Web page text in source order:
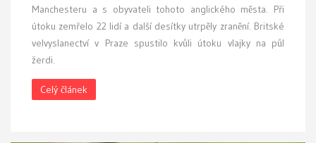
Manchesteru a s obyvateli tohoto anglického města. Při
útoku zemřelo 22 lidí a další desítky utrpěly zranění. Britské
velvyslanectví v Praze spustilo kvůli útoku vlajky na půl
žerdi.
Celý článek